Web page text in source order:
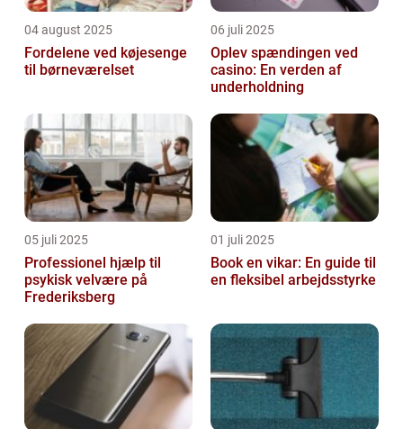
04 august 2025
Fordelene ved køjesenge
til børneværelset
06 juli 2025
Oplev spændingen ved
casino: En verden af
underholdning
05 juli 2025
Professionel hjælp til
psykisk velvære på
Frederiksberg
01 juli 2025
Book en vikar: En guide til
en fleksibel arbejdsstyrke